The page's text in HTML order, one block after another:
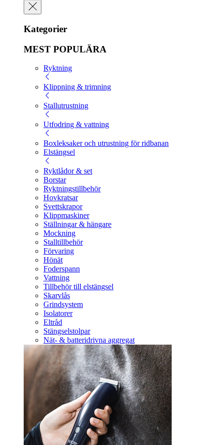
Kategorier
MEST POPULÄRA
Ryktning
Klippning & trimning
Stallutrustning
Utfodring & vattning
Boxleksaker och utrustning för ridbanan
Elstängsel
Ryktlådor & set
Borstar
Ryktningstillbehör
Hovkratsar
Svettskrapor
Klippmaskiner
Ställningar & hängare
Mockning
Stalltillbehör
Förvaring
Hönät
Foderspann
Vattning
Tillbehör till elstängsel
Skarvlås
Grindsystem
Isolatorer
Eltråd
Stängselstolpar
Nät- & batteridrivna aggregat